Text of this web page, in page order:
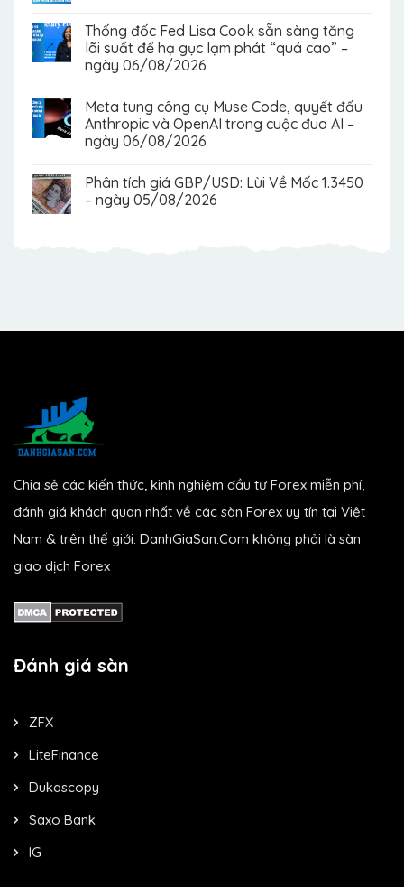
Thống đốc Fed Lisa Cook sẵn sàng tăng
lãi suất để hạ gục lạm phát “quá cao” –
ngày 06/08/2026
Meta tung công cụ Muse Code, quyết đấu
Anthropic và OpenAI trong cuộc đua AI –
ngày 06/08/2026
Phân tích giá GBP/USD: Lùi Về Mốc 1.3450
– ngày 05/08/2026
Chia sẻ các kiến thức, kinh nghiệm đầu tư Forex miễn phí,
đánh giá khách quan nhất về các sàn Forex uy tín tại Việt
Nam & trên thế giới. DanhGiaSan.Com không phải là sàn
giao dịch Forex
Đánh giá sàn
ZFX
LiteFinance
Dukascopy
Saxo Bank
IG